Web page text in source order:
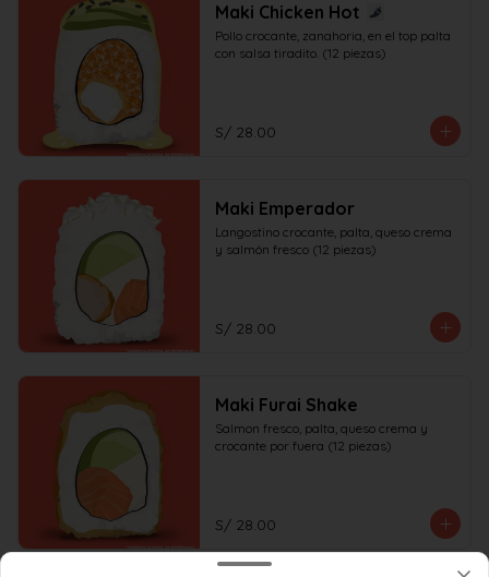
Maki Chicken Hot
Pollo crocante, zanahoria, en el top palta
con salsa tiradito. (12 piezas)
S/ 28.00
Maki Emperador
Langostino crocante, palta, queso crema
y salmón fresco (12 piezas)
S/ 28.00
Maki Furai Shake
Salmon fresco, palta, queso crema y
crocante por fuera (12 piezas)
S/ 28.00